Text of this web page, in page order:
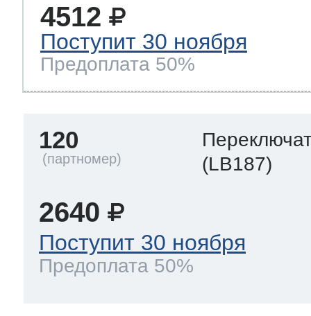
4512
Поступит 30 ноября
Предоплата 50%
120
(LB187)
2640
Поступит 30 ноября
Предоплата 50%